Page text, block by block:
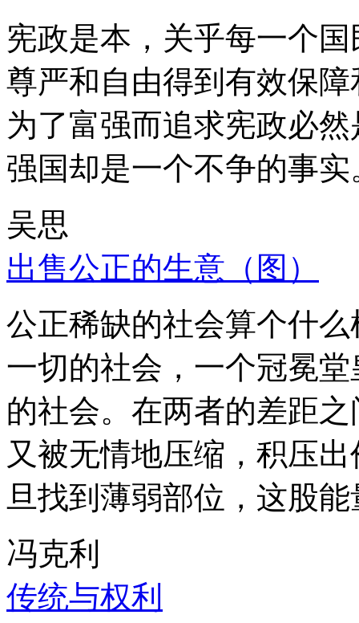
宪政是本，关乎每一个
尊严和自由得到有效保
为了富强而追求宪政必
强国却是一个不争的事实
吴思
出售公正的生意（图）
公正稀缺的社会算个什
一切的社会，一个冠冕
的社会。在两者的差距
又被无情地压缩，积压
旦找到薄弱部位，这股
冯克利
传统与权利